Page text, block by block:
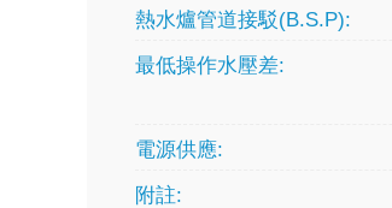
熱水爐管道接駁(B.S.P):
最低操作水壓差:
電源供應:
附註: